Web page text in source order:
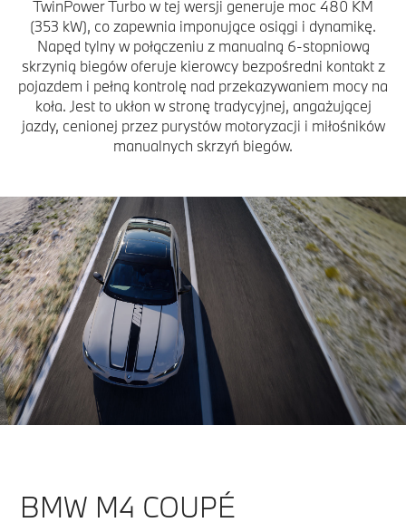
TwinPower Turbo w tej wersji generuje moc 480 KM
(353 kW), co zapewnia imponujące osiągi i dynamikę.
Napęd tylny w połączeniu z manualną 6-stopniową
skrzynią biegów oferuje kierowcy bezpośredni kontakt z
pojazdem i pełną kontrolę nad przekazywaniem mocy na
koła. Jest to ukłon w stronę tradycyjnej, angażującej
jazdy, cenionej przez purystów motoryzacji i miłośników
manualnych skrzyń biegów.
BMW M4 COUPÉ